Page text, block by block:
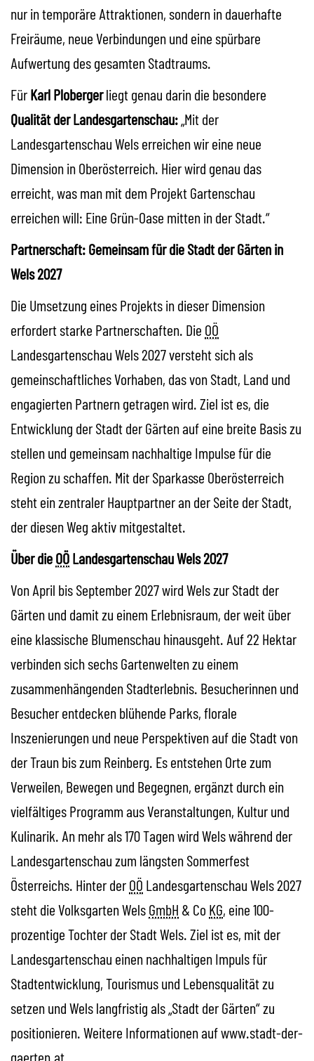
nur in temporäre Attraktionen, sondern in dauerhafte
Freiräume, neue Verbindungen und eine spürbare
Aufwertung des gesamten Stadtraums.
FürKarl Plobergerliegt genau darin die besondere
Qualität der Landesgartenschau: „Mit der
Landesgartenschau Wels erreichen wir eine neue
Dimension in Oberösterreich. Hier wird genau das
erreicht, was man mit dem Projekt Gartenschau
erreichen will: Eine Grün-Oase mitten in der Stadt.“
Partnerschaft: Gemeinsam für die Stadt der Gärten in
Wels 2027
Die Umsetzung eines Projekts in dieser Dimension
erfordert starke Partnerschaften. Die OÖ
Landesgartenschau Wels 2027 versteht sich als
gemeinschaftliches Vorhaben, das von Stadt, Land und
engagierten Partnern getragen wird. Ziel ist es, die
Entwicklung der Stadt der Gärten auf eine breite Basis zu
stellen und gemeinsam nachhaltige Impulse für die
Region zu schaffen. Mit der Sparkasse Oberösterreich
steht ein zentraler Hauptpartner an der Seite der Stadt,
der diesen Weg aktiv mitgestaltet.
Über dieOÖLandesgartenschau Wels 2027
Von April bis September 2027 wird Wels zur Stadt der
Gärten und damit zu einem Erlebnisraum, der weit über
eine klassische Blumenschau hinausgeht. Auf 22 Hektar
verbinden sich sechs Gartenwelten zu einem
zusammenhängenden Stadterlebnis. Besucherinnen und
Besucher entdecken blühende Parks, florale
Inszenierungen und neue Perspektiven auf die Stadt von
der Traun bis zum Reinberg. Es entstehen Orte zum
Verweilen, Bewegen und Begegnen, ergänzt durch ein
vielfältiges Programm aus Veranstaltungen, Kultur und
Kulinarik. An mehr als 170 Tagen wird Wels während der
Landesgartenschau zum längsten Sommerfest
Österreichs. Hinter derOÖ Landesgartenschau Wels 2027
steht die Volksgarten WelsGmbH & Co KG, eine 100-
prozentige Tochter der Stadt Wels. Ziel ist es, mit der
Landesgartenschau einen nachhaltigen Impuls für
Stadtentwicklung, Tourismus und Lebensqualität zu
setzen und Wels langfristig als „Stadt der Gärten“ zu
positionieren. Weitere Informationen auf www.stadt-der-
gaerten.at